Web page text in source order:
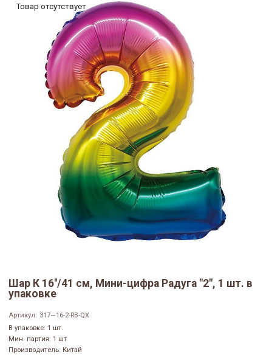
Товар отсутствует
Шар К 16''/41 см, Мини-цифра Радуга "2", 1 шт. в
упаковке
Артикул: 317—16-2-RB-QX
В упаковке: 1 шт.
Мин. партия: 1 шт
Производитель: Китай